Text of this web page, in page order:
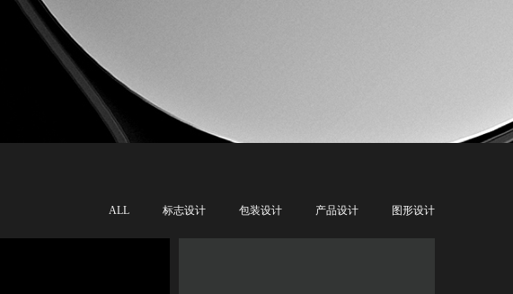
ALL 标志设计 包装设计 产品设计 图形设计